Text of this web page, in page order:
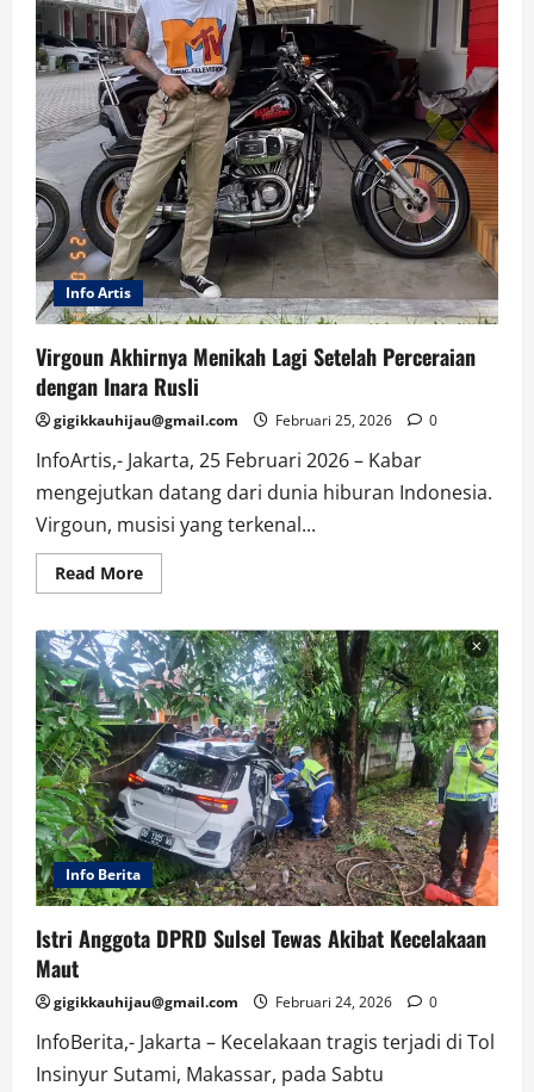
Info Artis
Virgoun Akhirnya Menikah Lagi Setelah Perceraian
dengan Inara Rusli
gigikkauhijau@gmail.com Februari 25, 2026 0
InfoArtis,- Jakarta, 25 Februari 2026 – Kabar
mengejutkan datang dari dunia hiburan Indonesia.
Virgoun, musisi yang terkenal...
Read MoreRead
more
Akhirnya
Menikah
Lagi
Setelah
Perceraian
dengan
Inara
Rusli
Info Berita
Istri Anggota DPRD Sulsel Tewas Akibat Kecelakaan
Maut
gigikkauhijau@gmail.com Februari 24, 2026 0
InfoBerita,- Jakarta – Kecelakaan tragis terjadi di Tol
Insinyur Sutami, Makassar, pada Sabtu